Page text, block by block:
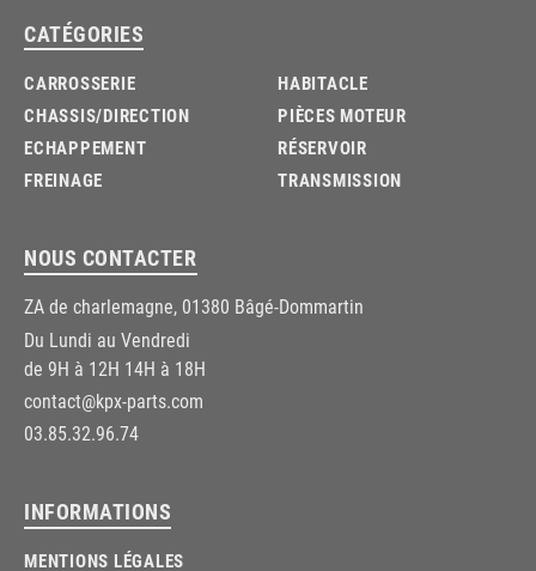
CATÉGORIES
CARROSSERIE
CHASSIS/DIRECTION
ECHAPPEMENT
FREINAGE
HABITACLE
PIÈCES MOTEUR
RÉSERVOIR
TRANSMISSION
NOUS CONTACTER
ZA de charlemagne, 01380 Bâgé-Dommartin
Du Lundi au Vendredi
de 9H à 12H 14H à 18H
contact@kpx-parts.com
03.85.32.96.74
INFORMATIONS
MENTIONS LÉGALES